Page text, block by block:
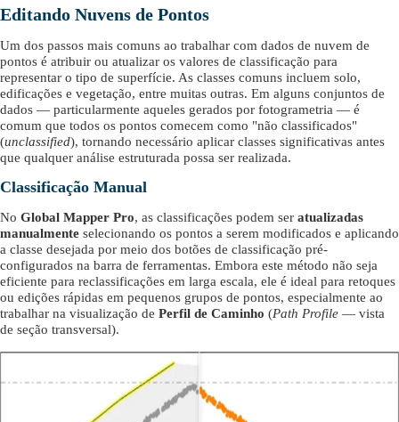
Editando Nuvens de Pontos
Um dos passos mais comuns ao trabalhar com dados de nuvem de
pontos é atribuir ou atualizar os valores de classificação para
representar o tipo de superfície. As classes comuns incluem solo,
edificações e vegetação, entre muitas outras. Em alguns conjuntos de
dados — particularmente aqueles gerados por fotogrametria — é
comum que todos os pontos comecem como "não classificados"
(unclassified), tornando necessário aplicar classes significativas antes
que qualquer análise estruturada possa ser realizada.
Classificação Manual
No Global Mapper Pro, as classificações podem ser atualizadas
manualmente selecionando os pontos a serem modificados e aplicando
a classe desejada por meio dos botões de classificação pré-
configurados na barra de ferramentas. Embora este método não seja
eficiente para reclassificações em larga escala, ele é ideal para retoques
ou edições rápidas em pequenos grupos de pontos, especialmente ao
trabalhar na visualização de Perfil de Caminho (Path Profile — vista
de seção transversal).